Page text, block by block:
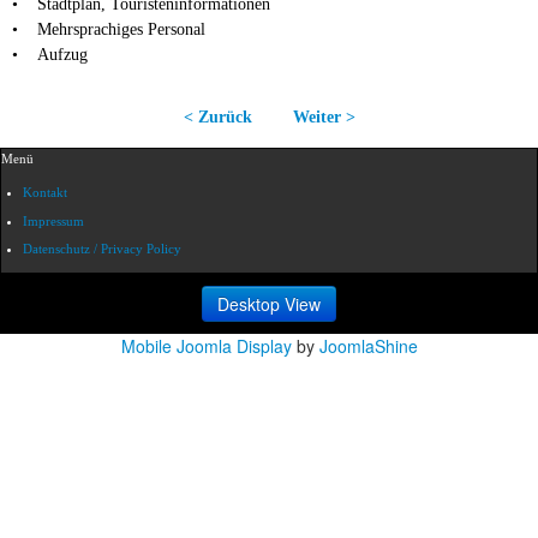
• Stadtplan, Touristeninformationen
• Mehrsprachiges Personal
• Aufzug
< Zurück Weiter >
Menü
Kontakt
Impressum
Datenschutz / Privacy Policy
Desktop View
Mobile Joomla Displayby JoomlaShine